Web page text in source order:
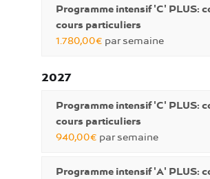
Programme intensif 'C' PLUS:
cours particuliers
1.780,00€ par semaine
2027
Programme intensif 'C' PLUS:
cours particuliers
940,00€ par semaine
Programme intensif 'A' PLUS: